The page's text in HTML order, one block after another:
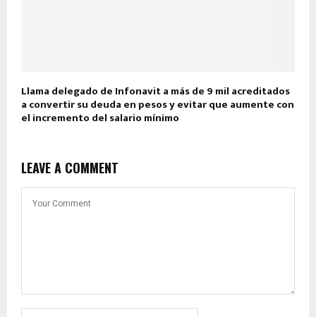
Llama delegado de Infonavit a más de 9 mil acreditados
a convertir su deuda en pesos y evitar que aumente con
el incremento del salario mínimo
LEAVE A COMMENT